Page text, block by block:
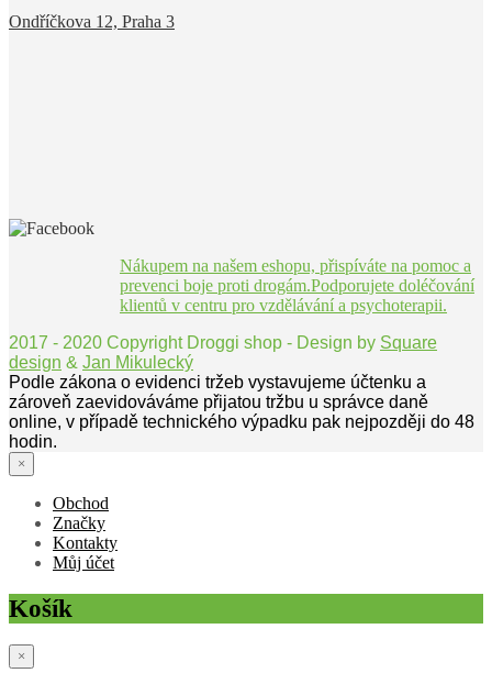
Ondříčkova 12, Praha 3
Nákupem na našem eshopu, přispíváte na pomoc a
prevenci boje proti drogám.Podporujete doléčování
klientů v centru pro vzdělávání a psychoterapii.
2017 - 2020 Copyright Droggi shop - Design by Square
design & Jan Mikulecký
Podle zákona o evidenci tržeb vystavujeme účtenku a
zároveň zaevidováváme přijatou tržbu u správce daně
online, v případě technického výpadku pak nejpozději do 48
hodin.
×
Obchod
Značky
Kontakty
Můj účet
Košík
×